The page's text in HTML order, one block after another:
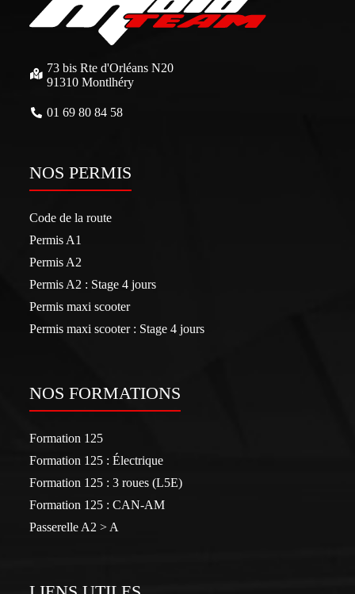
73 bis Rte d'Orléans N20
91310 Montlhéry
01 69 80 84 58
NOS PERMIS
Code de la route
Permis A1
Permis A2
Permis A2 : Stage 4 jours
Permis maxi scooter
Permis maxi scooter : Stage 4 jours
NOS FORMATIONS
Formation 125
Formation 125 : Électrique
Formation 125 : 3 roues (L5E)
Formation 125 : CAN-AM
Passerelle A2 > A